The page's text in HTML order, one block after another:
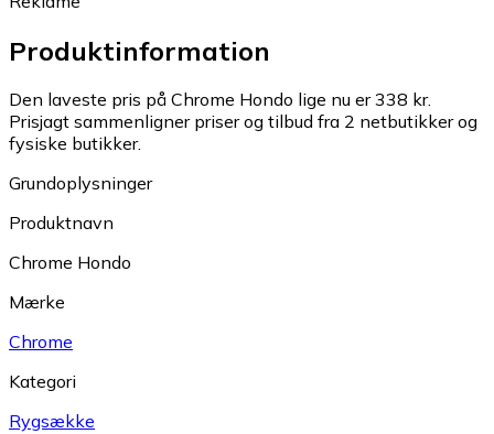
Produktinformation
Den laveste pris på Chrome Hondo lige nu er 338 kr.
Prisjagt sammenligner priser og tilbud fra 2 netbutikker og
fysiske butikker.
Grundoplysninger
Produktnavn
Chrome Hondo
Mærke
Chrome
Kategori
Rygsække